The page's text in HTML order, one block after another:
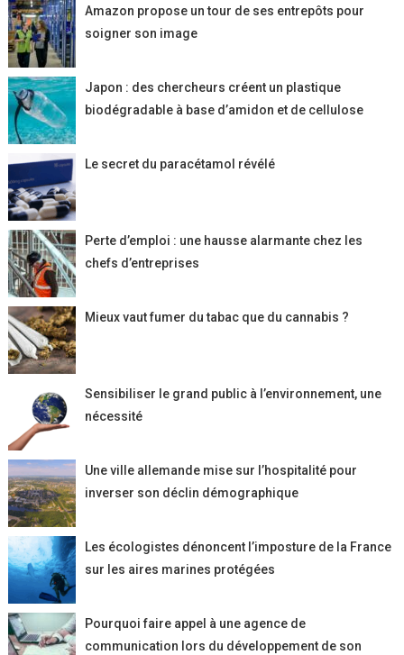
Amazon propose un tour de ses entrepôts pour
soigner son image
Japon : des chercheurs créent un plastique
biodégradable à base d’amidon et de cellulose
Le secret du paracétamol révélé
Perte d’emploi : une hausse alarmante chez les
chefs d’entreprises
Mieux vaut fumer du tabac que du cannabis ?
Sensibiliser le grand public à l’environnement, une
nécessité
Une ville allemande mise sur l’hospitalité pour
inverser son déclin démographique
Les écologistes dénoncent l’imposture de la France
sur les aires marines protégées
Pourquoi faire appel à une agence de
communication lors du développement de son